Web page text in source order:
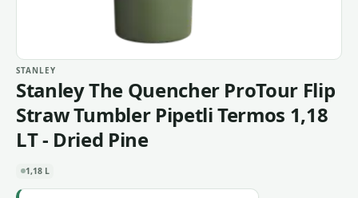
STANLEY
Stanley The Quencher ProTour Flip
Straw Tumbler Pipetli Termos 1,18
LT - Dried Pine
1,18 L